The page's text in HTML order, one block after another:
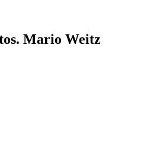
Mario Weitz